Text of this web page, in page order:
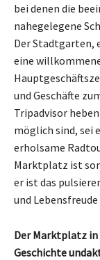
bei denen die
nahegelegene
Der Stadtgarten,
eine
und Geschäfte
Tripadvisor
möglich sind, sei
erholsame
Marktplatz ist
er ist das
und
Der Marktplatz
Geschichte